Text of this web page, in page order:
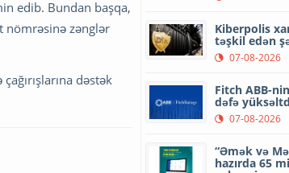
edib. Bundan başqa,
nömrəsinə zənglər
dəstək
Kiberpolis
təşkil edən
07-08-2026
Fitch ABB-
dəfə
07-08-2026
“Əmək və
hazırda 65